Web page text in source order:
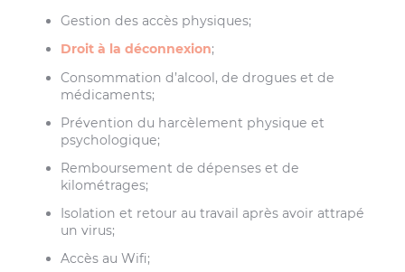
Gestion des accès physiques;
Droit à la déconnexion;
Consommation d’alcool, de drogues et de
médicaments;
Prévention du harcèlement physique et
psychologique;
Remboursement de dépenses et de
kilométrages;
Isolation et retour au travail après avoir attrapé
un virus;
Accès au Wifi;